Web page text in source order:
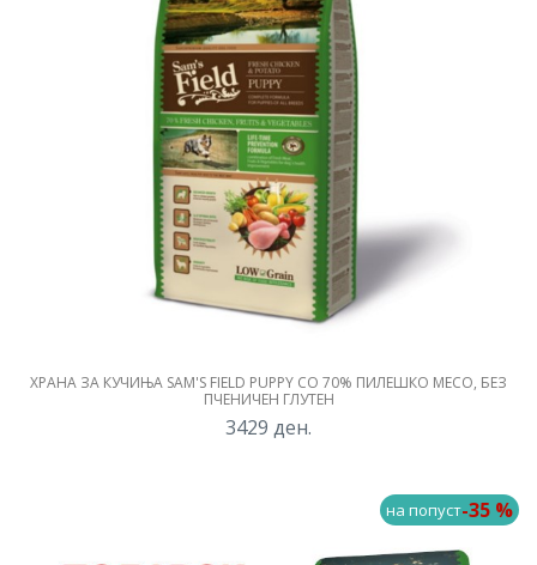
ХРАНА ЗА КУЧИЊА SAM'S FIELD PUPPY СО 70% ПИЛЕШКО МЕСО, БЕЗ
ПЧЕНИЧЕН ГЛУТЕН
3429 ден.
на попуст-35 %